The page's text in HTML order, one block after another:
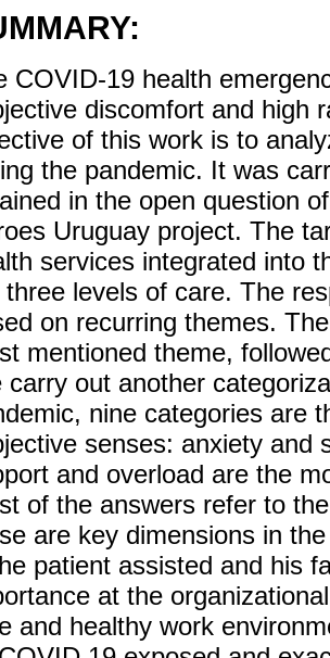
COVID-19 health
discomfort and high
of this work is to
the pandemic. It was
in the open question
Uruguay project. The
services integrated into
three levels of care. The
on recurring themes.
mentioned theme,
carry out another
nine categories are
senses: anxiety and
and overload are the
of the answers refer to
are key dimensions in
patient assisted and his
at the
and healthy work